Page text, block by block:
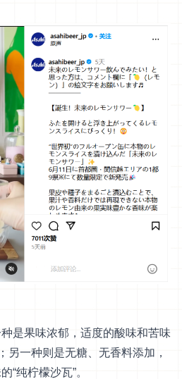
是果味浓郁，适度的酸味和苦味
另一种则是无糖、无香料添加，
“纯柠檬沙瓦”。